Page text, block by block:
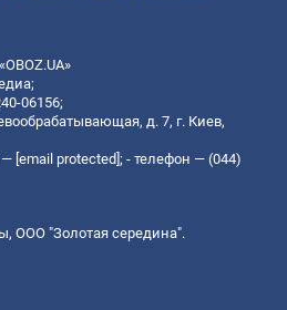
06156;
д. 7, г. Киев,
— [email protected]; - телефон — (044)
ООО "Золотая середина".